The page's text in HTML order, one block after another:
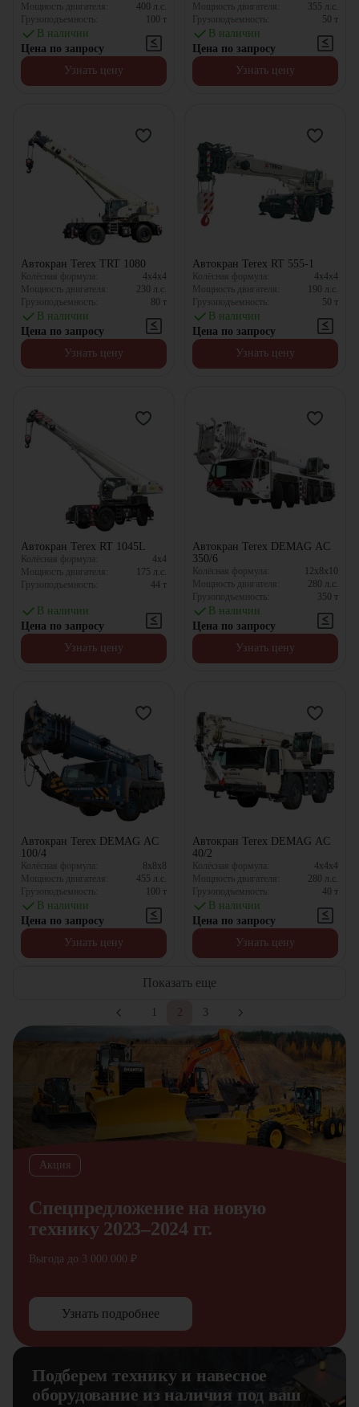
Мощность двигателя:
400 л.с.
Грузоподъемность:
100 т
В наличии
Цена по запросу
Узнать цену
Мощность двигателя:
355 л.с.
Грузоподъемность:
50 т
В наличии
Цена по запросу
Узнать цену
Автокран Terex TRT 1080
Колёсная формула:
4x4x4
Мощность двигателя:
230 л.с.
Грузоподъемность:
80 т
В наличии
Цена по запросу
Узнать цену
Автокран Terex RT 555-1
Колёсная формула:
4x4x4
Мощность двигателя:
190 л.с.
Грузоподъемность:
50 т
В наличии
Цена по запросу
Узнать цену
Автокран Terex RT 1045L
Колёсная формула:
4x4
Мощность двигателя:
175 л.с.
Грузоподъемность:
44 т
В наличии
Цена по запросу
Узнать цену
Автокран Terex DEMAG AC
350/6
Колёсная формула:
12x8x10
Мощность двигателя:
280 л.с.
Грузоподъемность:
350 т
В наличии
Цена по запросу
Узнать цену
Автокран Terex DEMAG AC
100/4
Колёсная формула:
8x8x8
Мощность двигателя:
455 л.с.
Грузоподъемность:
100 т
В наличии
Цена по запросу
Узнать цену
Автокран Terex DEMAG AC
40/2
Колёсная формула:
4x4x4
Мощность двигателя:
280 л.с.
Грузоподъемность:
40 т
В наличии
Цена по запросу
Узнать цену
Показать еще
2 3
Акция
Спецпредложение на новую
технику 2023–2024 гг.
Выгода до 3 000 000 ₽
Узнать подробнее
Подберем технику и навесное
оборудование из наличия под ваш